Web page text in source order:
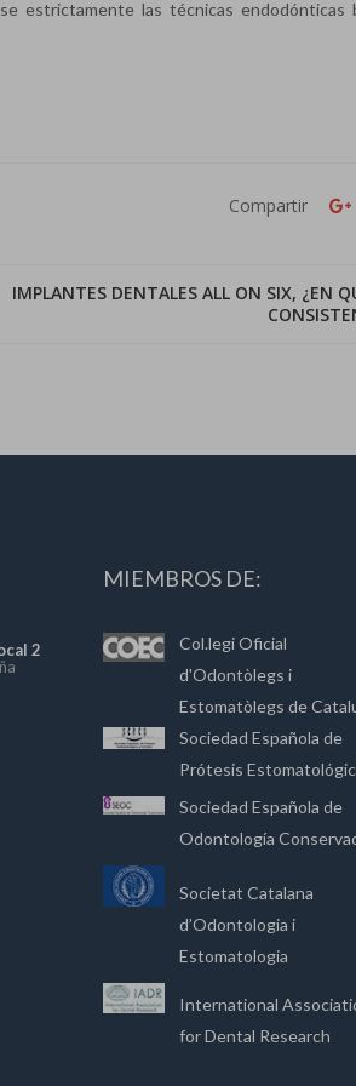
estrictamente las técnicas endodónticas
Compartir
IMPLANTES DENTALES ALL ON SIX, ¿EN
2
MIEMBROS DE:
Col.legi Oficial
d'Odontòlegs i
Estomatòlegs de
Sociedad Española de
Prótesis
Sociedad Española de
Odontología
Societat Catalana
d’Odontologia i
Estomatologia
International
for Dental Research